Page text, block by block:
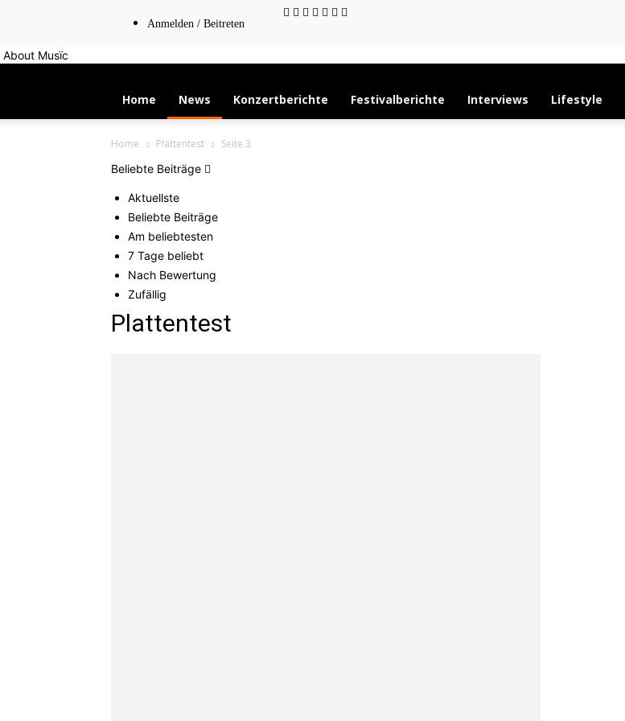
Anmelden / Beitreten
About Musïc
Home News Konzertberichte Festivalberichte Interviews Lifestyle
Home Plattentest
Seite 3
Beliebte Beiträge
Aktuellste
Beliebte Beiträge
Am beliebtesten
7 Tage beliebt
Nach Bewertung
Zufällig
Plattentest